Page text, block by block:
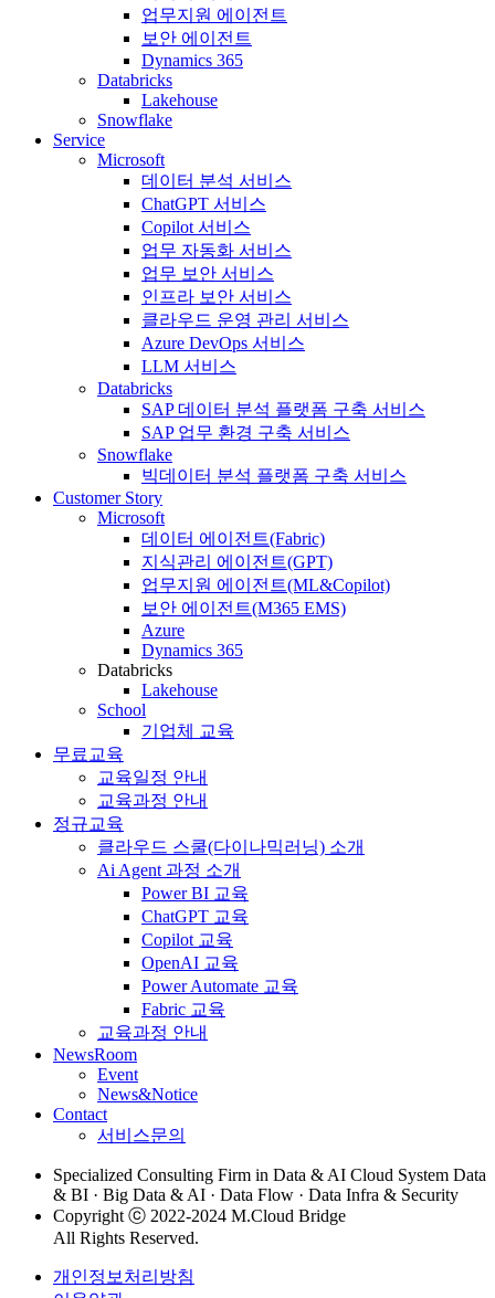
업무지원 에이전트
보안 에이전트
Dynamics 365
Databricks
Lakehouse
Snowflake
Service
Microsoft
데이터 분석 서비스
ChatGPT 서비스
Copilot 서비스
업무 자동화 서비스
업무 보안 서비스
인프라 보안 서비스
클라우드 운영 관리 서비스
Azure DevOps 서비스
LLM 서비스
Databricks
SAP 데이터 분석 플랫폼 구축 서비스
SAP 업무 환경 구축 서비스
Snowflake
빅데이터 분석 플랫폼 구축 서비스
Customer Story
Microsoft
데이터 에이전트(Fabric)
지식관리 에이전트(GPT)
업무지원 에이전트(ML&Copilot)
보안 에이전트(M365 EMS)
Azure
Dynamics 365
Databricks
Lakehouse
School
기업체 교육
무료교육
교육일정 안내
교육과정 안내
정규교육
클라우드 스쿨(다이나믹러닝) 소개
Ai Agent 과정 소개
Power BI 교육
ChatGPT 교육
Copilot 교육
OpenAI 교육
Power Automate 교육
Fabric 교육
교육과정 안내
NewsRoom
Event
News&Notice
Contact
서비스문의
Specialized Consulting Firm in Data & AI Cloud System Data
& BI · Big Data & AI · Data Flow · Data Infra & Security
Copyright ⓒ 2022-2024 M.Cloud Bridge
All Rights Reserved.
개인정보처리방침